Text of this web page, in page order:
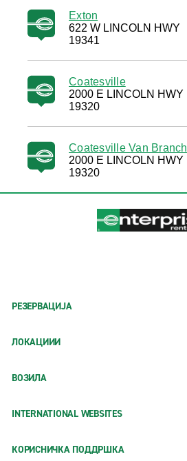
Exton
622 W LINCOLN HWY
19341
Coatesville
2000 E LINCOLN HWY
19320
Coatesville Van Branch
2000 E LINCOLN HWY
19320
РЕЗЕРВАЦИЈА
ЛОКАЦИИИ
ВОЗИЛА
INTERNATIONAL WEBSITES
КОРИСНИЧКА ПОДДРШКА